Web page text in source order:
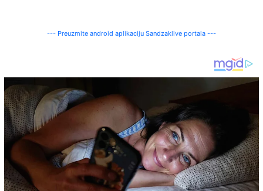
--- Preuzmite android aplikaciju Sandzaklive portala ---